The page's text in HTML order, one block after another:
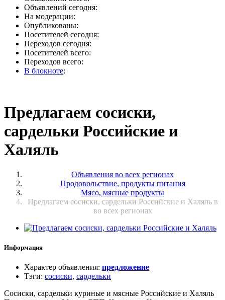
Объявлений сегодня:
На модерации:
Опубликованы:
Посетителей сегодня:
Переходов сегодня:
Посетителей всего:
Переходов всего:
В блокноте:
Предлагаем сосиски,
сардельки Российские и
Халяль
Объявления во всех регионах
Продовольствие, продукты питания
Мясо, мясные продукты
Предлагаем сосиски, сардельки Российские и Халяль в
во всех регионах
Информация
Характер объявления: предложение
Тэги: сосиски, сардельки
Сосиски, сардельки куриные и мясные Российские и Халяль